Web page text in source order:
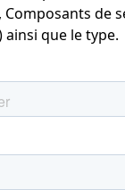
Composants de
ainsi que le type.